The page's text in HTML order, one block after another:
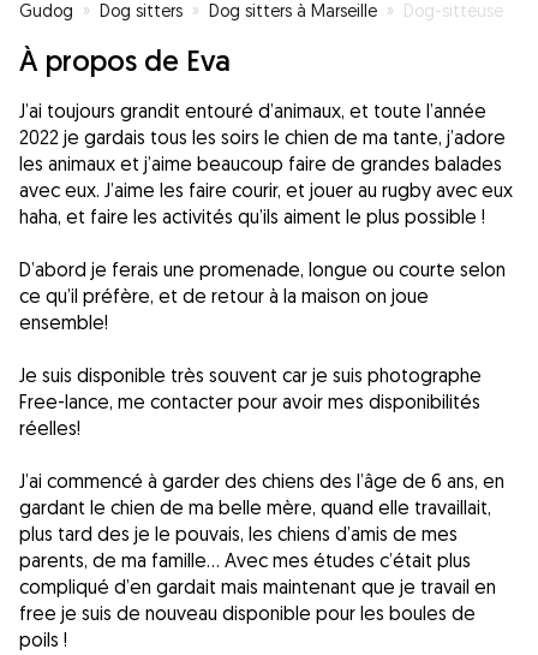
Gudog » Dog sitters » Dog sitters à Marseille » Dog-sitteuse
À propos de Eva
J’ai toujours grandit entouré d’animaux, et toute l’année
2022 je gardais tous les soirs le chien de ma tante, j’adore
les animaux et j’aime beaucoup faire de grandes balades
avec eux. J’aime les faire courir, et jouer au rugby avec eux
haha, et faire les activités qu’ils aiment le plus possible !
D’abord je ferais une promenade, longue ou courte selon
ce qu’il préfère, et de retour à la maison on joue
ensemble!
Je suis disponible très souvent car je suis photographe
Free-lance, me contacter pour avoir mes disponibilités
réelles!
J’ai commencé à garder des chiens des l’âge de 6 ans, en
gardant le chien de ma belle mère, quand elle travaillait,
plus tard des je le pouvais, les chiens d’amis de mes
parents, de ma famille… Avec mes études c’était plus
compliqué d’en gardait mais maintenant que je travail en
free je suis de nouveau disponible pour les boules de
poils !